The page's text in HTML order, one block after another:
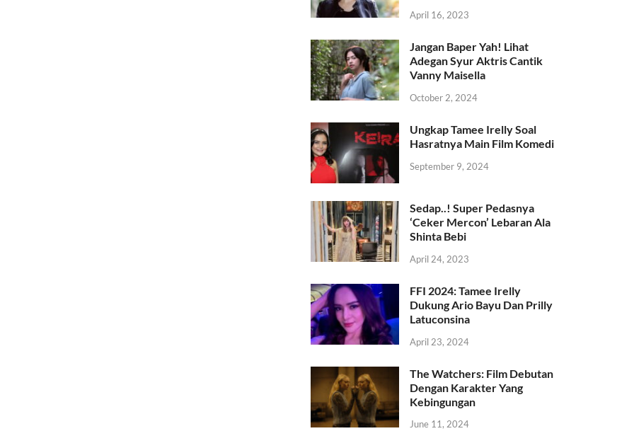
April 16, 2023
Jangan Baper Yah! Lihat
Adegan Syur Aktris Cantik
Vanny Maisella
October 2, 2024
Ungkap Tamee Irelly Soal
Hasratnya Main Film Komedi
September 9, 2024
Sedap..! Super Pedasnya
‘Ceker Mercon’ Lebaran Ala
Shinta Bebi
April 24, 2023
FFI 2024: Tamee Irelly
Dukung Ario Bayu Dan Prilly
Latuconsina
April 23, 2024
The Watchers: Film Debutan
Dengan Karakter Yang
Kebingungan
June 11, 2024